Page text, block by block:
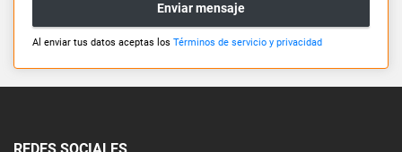
Enviar mensaje
Al enviar tus datos aceptas los Términos de servicio y privacidad
REDES SOCIALES